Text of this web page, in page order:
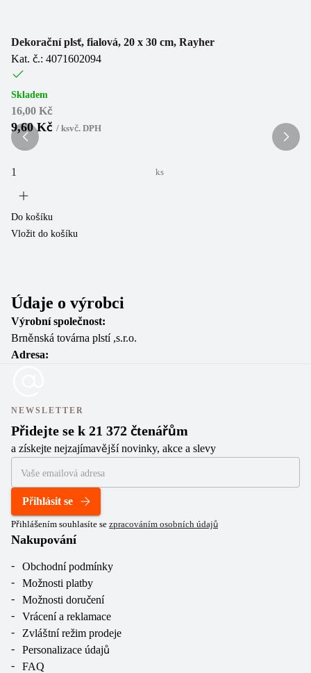
Dekorační plsť, fialová, 20 x 30 cm, Rayher
Kat. č.: 4071602094
Skladem
16,00 Kč
9,60 Kč / ksvč. DPH
ks
Do košíku
Vložit do košíku
Údaje o výrobci
Výrobní společnost:
Brněnská továrna plstí ,s.r.o.
Adresa:
NEWSLETTER
Přidejte se k 21 372 čtenářům
a získejte nejzajímavější novinky, akce a slevy
Přihlásit se
Přihlášením souhlasíte se zpracováním osobních údajů
Nakupování
Obchodní podmínky
Možnosti platby
Možnosti doručení
Vrácení a reklamace
Zvláštní režim prodeje
Personalizace údajů
FAQ